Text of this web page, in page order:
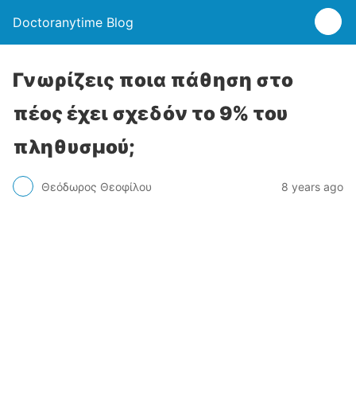
Doctoranytime Blog
Γνωρίζεις ποια πάθηση στο
πέος έχει σχεδόν το 9% του
πληθυσμού;
Θεόδωρος Θεοφίλου 8 years ago